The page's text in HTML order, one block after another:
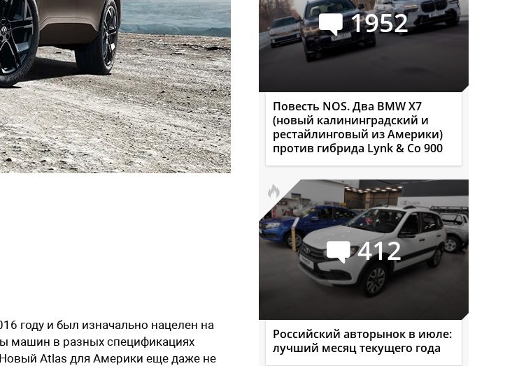
году и был изначально нацелен на
машин в разных спецификациях
Atlas для Америки еще даже не
1952
Повесть NOS. Два BMW X7
(новый калининградский и
рестайлинговый из Америки)
против гибрида Lynk & Co 900
412
Российский авторынок в июле:
лучший месяц текущего года